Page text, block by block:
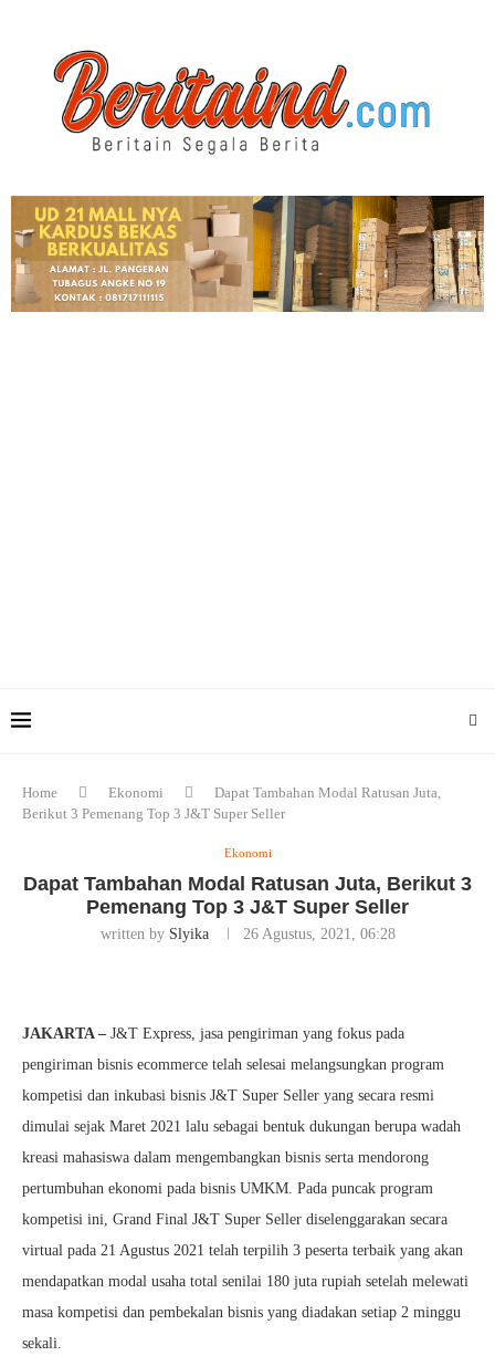
Home Ekonomi
Dapat Tambahan Modal Ratusan Juta,
Berikut 3 Pemenang Top 3 J&T Super Seller
Ekonomi
Dapat Tambahan Modal Ratusan Juta, Berikut 3
Pemenang Top 3 J&T Super Seller
written by Slyika 26 Agustus, 2021, 06:28
JAKARTA – J&T Express, jasa pengiriman yang fokus pada
pengiriman bisnis ecommerce telah selesai melangsungkan program
kompetisi dan inkubasi bisnis J&T Super Seller yang secara resmi
dimulai sejak Maret 2021 lalu sebagai bentuk dukungan berupa wadah
kreasi mahasiswa dalam mengembangkan bisnis serta mendorong
pertumbuhan ekonomi pada bisnis UMKM. Pada puncak program
kompetisi ini, Grand Final J&T Super Seller diselenggarakan secara
virtual pada 21 Agustus 2021 telah terpilih 3 peserta terbaik yang akan
mendapatkan modal usaha total senilai 180 juta rupiah setelah melewati
masa kompetisi dan pembekalan bisnis yang diadakan setiap 2 minggu
sekali.